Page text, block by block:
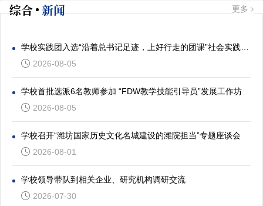
综合 新闻 更多
2026-08-05
学校首批选派6名教师参加 “FDW教学技能引导员”发展工作坊
2026-08-05
学校召开“潍坊国家历史文化名城建设的潍院担当”专题座谈会
2026-08-01
学校领导带队到相关企业、研究机构调研交流
2026-07-30